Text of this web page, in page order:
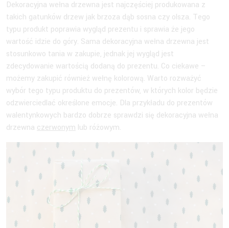
Dekoracyjna wełna drzewna jest najczęściej produkowana z
takich gatunków drzew jak brzoza dąb sosna czy olsza. Tego
typu produkt poprawia wygląd prezentu i sprawia że jego
wartość idzie do góry. Sama dekoracyjna wełna drzewna jest
stosunkowo tania w zakupie, jednak jej wygląd jest
zdecydowanie wartością dodaną do prezentu. Co ciekawe –
możemy zakupić również wełnę kolorową. Warto rozważyć
wybór tego typu produktu do prezentów, w których kolor będzie
odzwierciedlać określone emocje. Dla przykładu do prezentów
walentynkowych bardzo dobrze sprawdzi się dekoracyjna wełna
drzewna czerwonym lub różowym.